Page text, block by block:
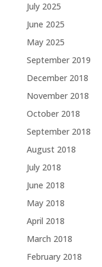
July 2025
June 2025
May 2025
September 2019
December 2018
November 2018
October 2018
September 2018
August 2018
July 2018
June 2018
May 2018
April 2018
March 2018
February 2018